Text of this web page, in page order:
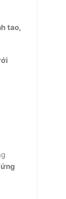
tao,